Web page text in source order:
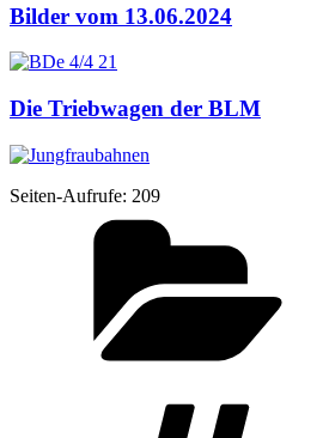
Bilder vom 13.06.2024
Die Triebwagen der BLM
Sei­ten-Auf­ru­fe: 209